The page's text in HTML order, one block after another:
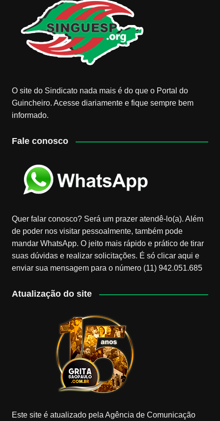
O site do Sindicato nada mais é do que o Portal do
Guincheiro. Acesse diariamente e fique sempre bem
informado.
Fale conosco
Quer falar conosco? Será um prazer atendê-lo(a). Além
de poder nos visitar pessoalmente, também pode
mandar WhatsApp. O jeito mais rápido e prático de tirar
suas dúvidas e realizar solicitações. É só clicar aqui e
enviar sua mensagem para o número (11) 942.051.685
Atualização do site
Este site é atualizado pela Agência de Comunicação